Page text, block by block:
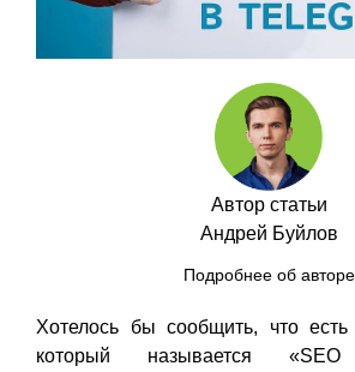
Автор статьи
Андрей Буйлов
Подробнее об авторе
Хотелось бы сообщить, что есть
который называется